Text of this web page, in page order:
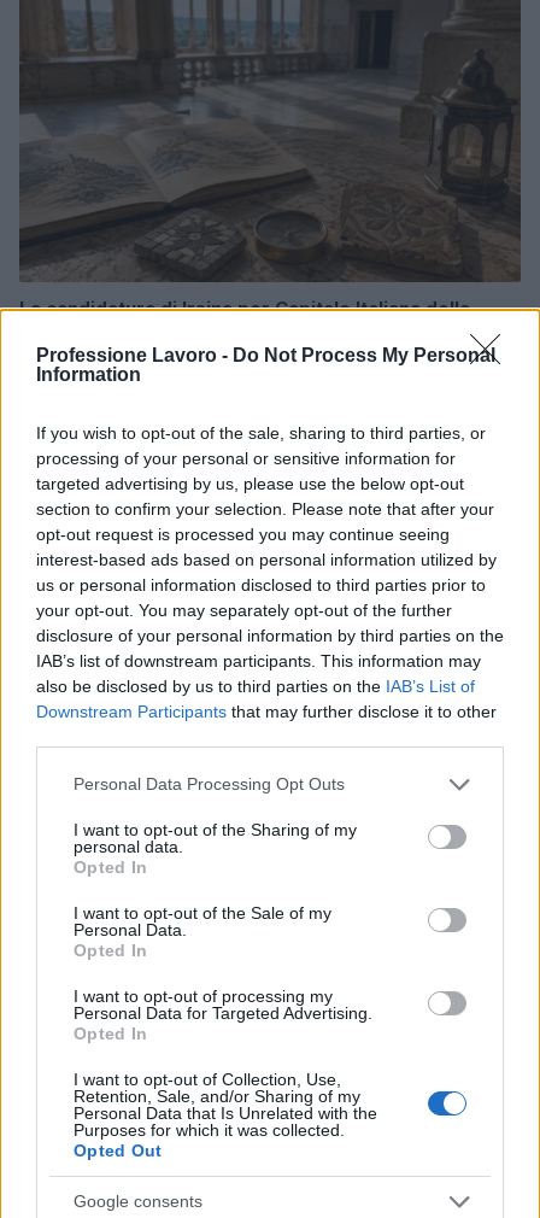
Professione Lavoro - Do Not Process My Personal
Information
If you wish to opt-out of the sale, sharing to third parties, or
processing of your personal or sensitive information for
targeted advertising by us, please use the below opt-out
section to confirm your selection. Please note that after your
opt-out request is processed you may continue seeing
interest-based ads based on personal information utilized by
us or personal information disclosed to third parties prior to
your opt-out. You may separately opt-out of the further
disclosure of your personal information by third parties on the
IAB’s list of downstream participants. This information may
also be disclosed by us to third parties on the IAB’s List of
Downstream Participants that may further disclose it to other
Please note that this website/app uses one or more Google
not limited to your visit or usage behaviour. You may click to
grant or deny consent to Google and its third-party tags to
use your data for below specified purposes in below Google
consent section.
Personal Data Processing Opt Outs
I want to opt-out of the Sharing of my
personal data.
Opted In
I want to opt-out of the Sale of my
Personal Data.
Opted In
I want to opt-out of processing my
Personal Data for Targeted Advertising.
Opted In
I want to opt-out of Collection, Use,
Retention, Sale, and/or Sharing of my
Personal Data that Is Unrelated with the
Purposes for which it was collected.
Opted Out
Google consents
La candidatura di Irsina per Capitale Italiana della
Susanna Riva · 5 Ago 2026
Multe ai genitori per i colloqui saltati: la decisione di
BREAKING NEWS
proteggere i lavoratori delle piattaforme